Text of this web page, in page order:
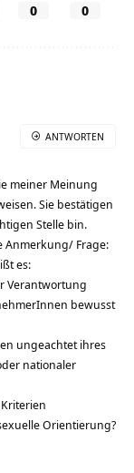
0 0
meiner Meinung
Sie bestätigen
Stelle bin.
Anmerkung/ Frage:
es:
Verantwortung
bewusst
ungeachtet ihres
nationaler
Orientierung?
ANTWORTEN